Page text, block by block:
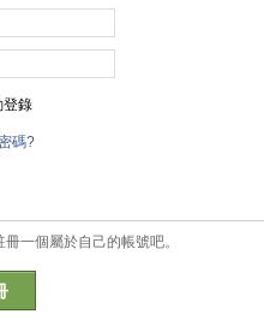
登錄
碼?
一個屬於自己的帳號吧。